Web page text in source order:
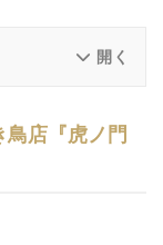
店『虎ノ門